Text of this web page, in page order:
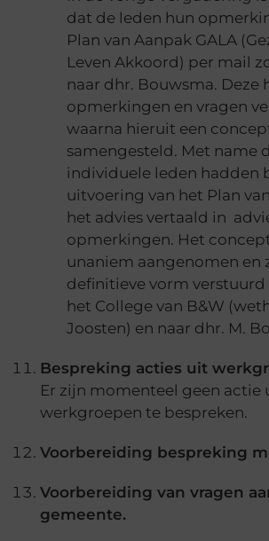
dat de leden hun
Plan van Aanpak GALA
Leven Akkoord) per mail
naar dhr. Bouwsma. Deze
opmerkingen en vragen
waarna hieruit een
samengesteld. Met name
individuele leden hadden
uitvoering van het Plan
het advies vertaald in
opmerkingen. Het
unaniem aangenomen en
definitieve vorm
het College van B&W
Joosten) en naar dhr. M.
Bespreking acties uit
Er zijn momenteel geen actie
werkgroepen te bespreken.
Voorbereiding bespreking
Voorbereiding van vragen
gemeente.